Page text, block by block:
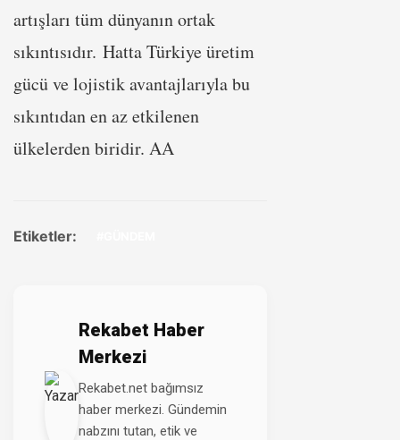
artışları tüm dünyanın ortak
sıkıntısıdır. Hatta Türkiye üretim
gücü ve lojistik avantajlarıyla bu
sıkıntıdan en az etkilenen
ülkelerden biridir. AA
Etiketler:
Rekabet Haber
Merkezi
Rekabet.net bağımsız
haber merkezi. Gündemin
nabzını tutan, etik ve